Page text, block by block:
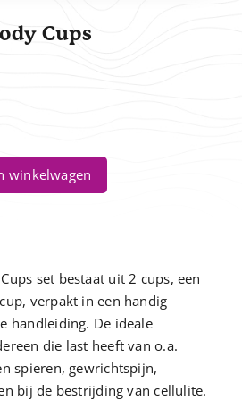
Cups
winkelwagen
set bestaat uit 2 cups, een
verpakt in een handig
handleiding. De ideale
die last heeft van o.a.
spieren, gewrichtspijn,
bij de bestrijding van cellulite.